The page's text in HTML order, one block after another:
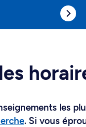
les
. Si vous